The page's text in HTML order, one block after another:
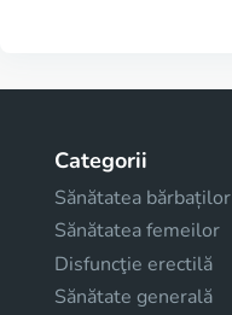
Categorii
Sănătatea bărbaților
Sănătatea femeilor
Disfuncţie erectilă
Sănătate generală